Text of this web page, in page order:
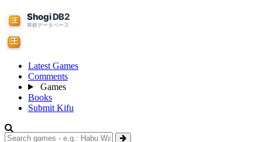
Latest Games
Comments
Games
Books
Submit Kifu